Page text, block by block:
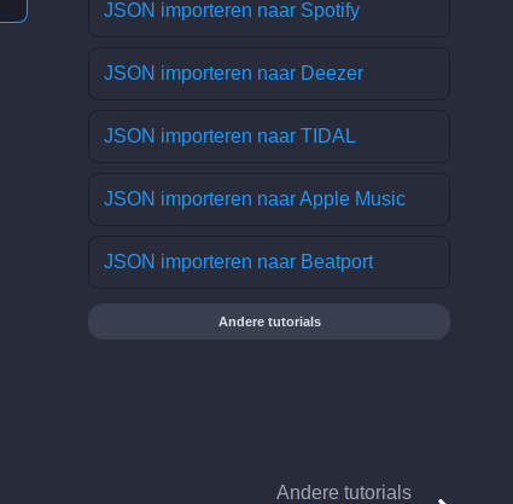
JSON importeren naar Spotify
JSON importeren naar Deezer
JSON importeren naar TIDAL
JSON importeren naar Apple Music
JSON importeren naar Beatport
Andere tutorials
Andere tutorials